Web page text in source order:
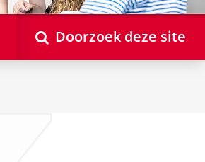
Doorzoek deze site